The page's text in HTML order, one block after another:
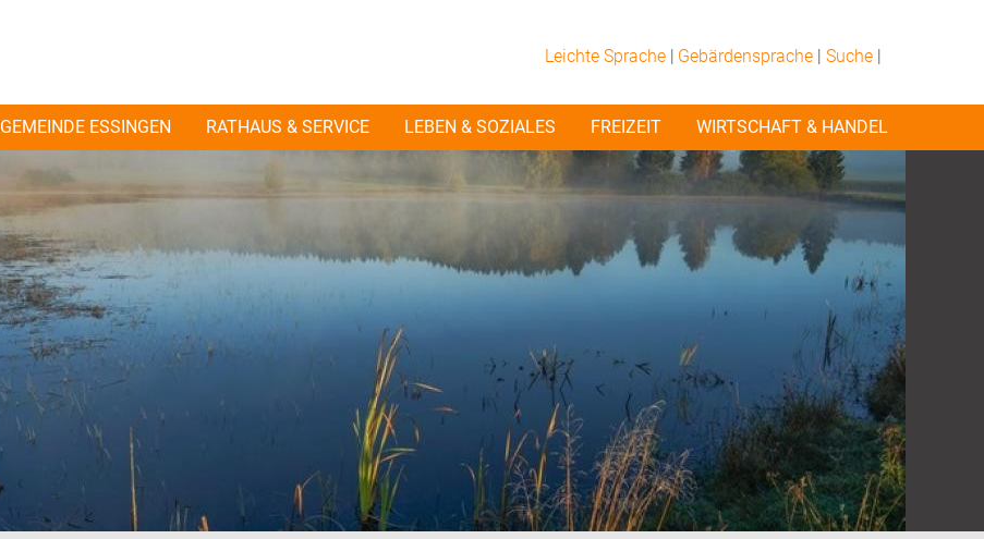
Leichte Sprache | Gebärdensprache | Suche|
GEMEINDE ESSINGEN RATHAUS & SERVICE LEBEN & SOZIALES FREIZEIT WIRTSCHAFT & HANDEL